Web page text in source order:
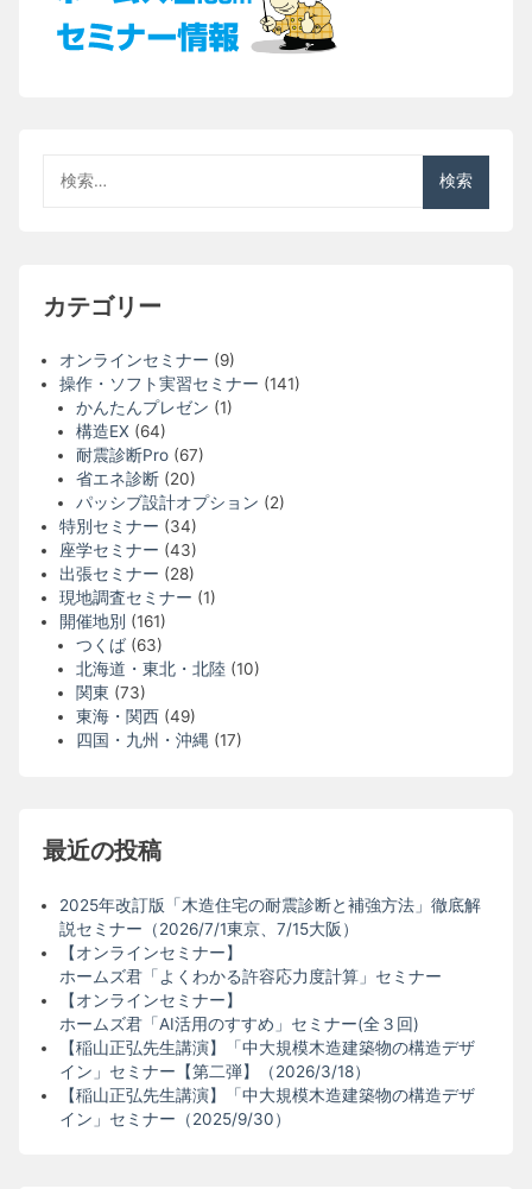
索:
カテゴリー
オンラインセミナー (9)
操作・ソフト実習セミナー (141)
かんたんプレゼン (1)
構造EX (64)
耐震診断Pro(67)
省エネ診断(20)
パッシブ設計オプション (2)
特別セミナー (34)
座学セミナー (43)
出張セミナー (28)
現地調査セミナー (1)
開催地別 (161)
つくば(63)
北海道・東北・北陸(10)
関東 (73)
東海・関西(49)
四国・九州・沖縄(17)
最近の投稿
2025年改訂版「木造住宅の耐震診断と補強方法」徹底解
説セミナー（2026/7/1東京、7/15大阪）
【オンラインセミナー】
ホームズ君「よくわかる許容応力度計算」セミナー
【オンラインセミナー】
ホームズ君「AI活用のすすめ」セミナー(全３回)
【稲山正弘先生講演】「中大規模木造建築物の構造デザ
イン」セミナー【第二弾】（2026/3/18）
【稲山正弘先生講演】「中大規模木造建築物の構造デザ
イン」セミナー（2025/9/30）